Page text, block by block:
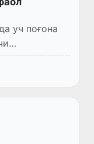
уч поғона
тушиб